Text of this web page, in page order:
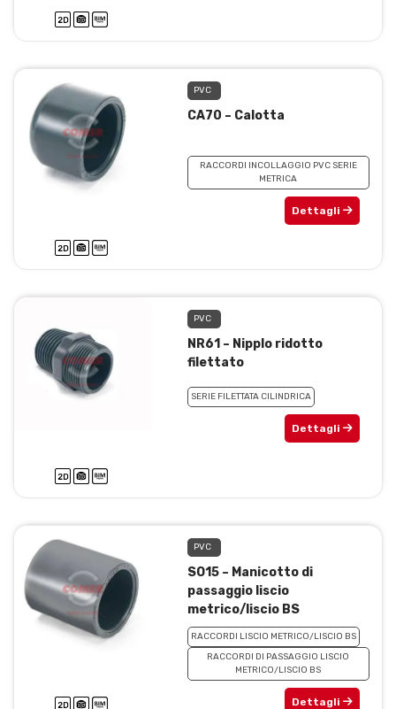
PVC
CA70 – Calotta
RACCORDI INCOLLAGGIO PVC SERIE
METRICA
Dettagli
PVC
NR61 – Nipplo ridotto
filettato
SERIE FILETTATA CILINDRICA
Dettagli
PVC
SO15 – Manicotto di
passaggio liscio
metrico/liscio BS
RACCORDI LISCIO METRICO/LISCIO BS
RACCORDI DI PASSAGGIO LISCIO
METRICO/LISCIO BS
Dettagli